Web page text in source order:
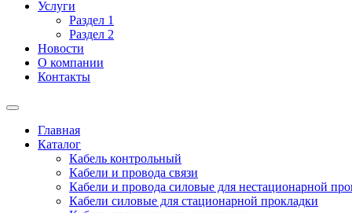
Услуги
Раздел 1
Раздел 2
Новости
О компании
Контакты
Главная
Каталог
Кабель контрольный
Кабели и провода связи
Кабели и провода силовые для нестационарной
Кабели силовые для стационарной прокладки